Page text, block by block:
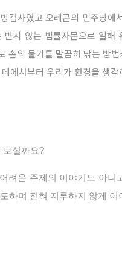
검사였고 오레곤의 민주당
지 않는 법률자문으로 일
손의 물기를 말끔히 닦는 방
에서부터 우리가 환경을 생
보실까요?
려운 주제의 이야기도 아
하며 전혀 지루하지 않게